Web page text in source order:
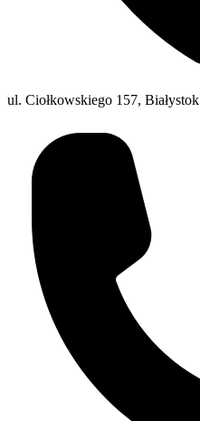
ul. Ciołkowskiego 157, Białystok